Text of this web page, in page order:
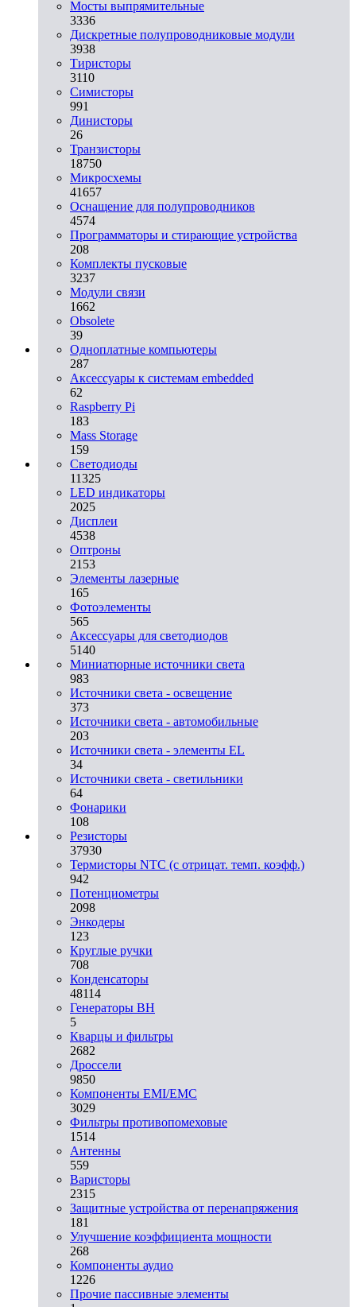
Мосты выпрямительные
3336
Дискретные полупроводниковые модули
3938
Тиристоры
3110
Симисторы
991
Динисторы
26
Транзисторы
18750
Микросхемы
41657
Оснащение для полупроводников
4574
Программаторы и стирающие устройства
208
Комплекты пусковые
3237
Модули связи
1662
Obsolete
39
Одноплатные компьютеры
287
Аксессуары к системам embedded
62
Raspberry Pi
183
Mass Storage
159
Светодиоды
11325
LED индикаторы
2025
Дисплеи
4538
Оптроны
2153
Элементы лазерные
165
Фотоэлементы
565
Аксессуары для светодиодов
5140
Миниатюрные источники света
983
Источники света - освещение
373
Источники света - автомобильные
203
Источники света - элементы EL
34
Источники света - светильники
64
Фонарики
108
Резисторы
37930
Термисторы NTC (с отрицат. темп. коэфф.)
942
Потенциометры
2098
Энкодеры
123
Круглые ручки
708
Конденсаторы
48114
Генераторы ВН
5
Кварцы и фильтры
2682
Дроссели
9850
Компоненты EMI/EMC
3029
Фильтры противопомеховые
1514
Антенны
559
Варисторы
2315
Защитные устройства от перенапряжения
181
Улучшение коэффициента мощности
268
Компоненты аудио
1226
Прочие пассивные элементы